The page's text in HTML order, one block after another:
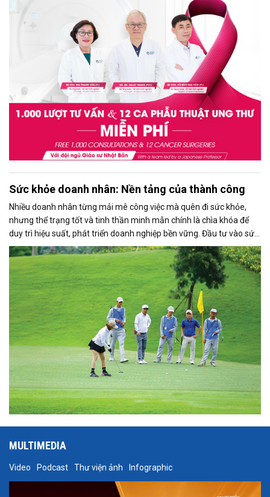
Sức khỏe doanh nhân: Nền tảng của thành công
Nhiều doanh nhân từng mải mê công việc mà quên đi sức khỏe,
nhưng thể trạng tốt và tinh thần minh mẫn chính là chìa khóa để
duy trì hiệu suất, phát triển doanh nghiệp bền vững. Đầu tư vào sức
khỏe không chỉ giúp cân bằng cuộc sống mà còn tạo dựng phong
thái tự tin, bản lĩnh, lan tỏa năng lượng tích cực và truyền cảm hứng
cho cộng đồng doanh nghiệp.
MULTIMEDIA
Video Podcast Thư viện ảnh Infographic